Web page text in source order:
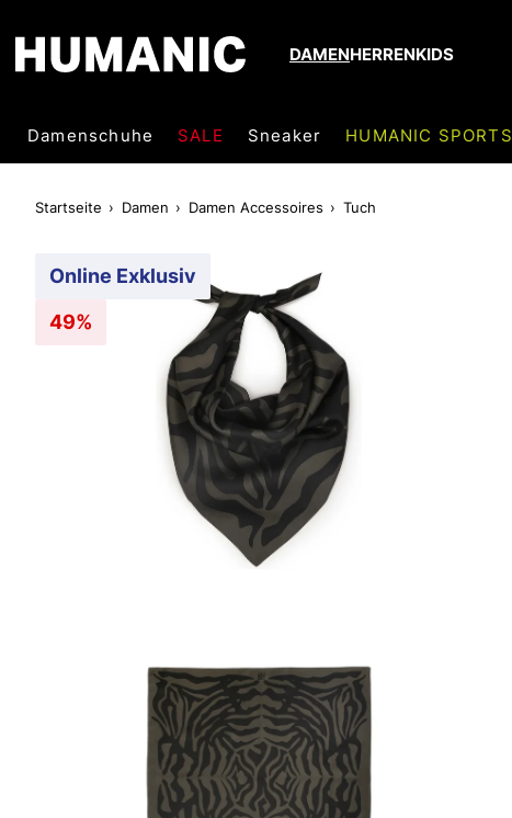
DAMENHERRENKIDS
Damenschuhe SALE Sneaker HUMANIC SPORTS
Startseite Damen Damen Accessoires Tuch
Online Exklusiv
49%